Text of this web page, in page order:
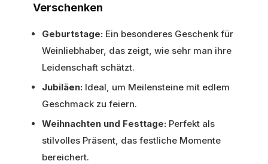
Verschenken
Geburtstage: Ein besonderes Geschenk für
Weinliebhaber, das zeigt, wie sehr man ihre
Leidenschaft schätzt.
Jubiläen: Ideal, um Meilensteine mit edlem
Geschmack zu feiern.
Weihnachten und Festtage: Perfekt als
stilvolles Präsent, das festliche Momente
bereichert.